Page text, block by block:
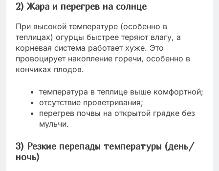
2) Жара и перегрев на солнце
При высокой температуре (особенно в
теплицах) огурцы быстрее теряют влагу, а
корневая система работает хуже. Это
провоцирует накопление горечи, особенно в
кончиках плодов.
температура в теплице выше комфортной;
отсутствие проветривания;
перегрев почвы на открытой грядке без
мульчи.
3) Резкие перепады температуры (день/
ночь)